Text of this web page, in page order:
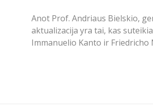
Anot Prof. Andriaus Bielskio,
aktualizacija yra tai, kas
Immanuelio Kanto ir